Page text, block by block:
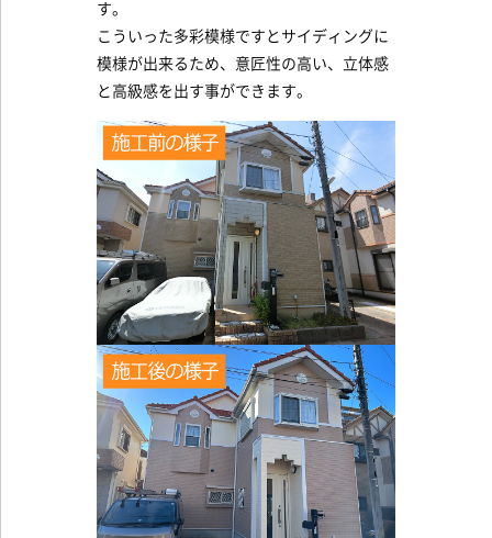
す。
こういった多彩模様ですとサイディングに
模様が出来るため、意匠性の高い、立体感
と高級感を出す事ができます。